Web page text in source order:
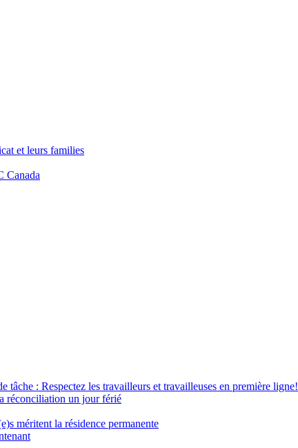
et leurs families
Canada
tâche : Respectez les travailleurs et travailleuses en première ligne!
réconciliation un jour férié
méritent la résidence permanente